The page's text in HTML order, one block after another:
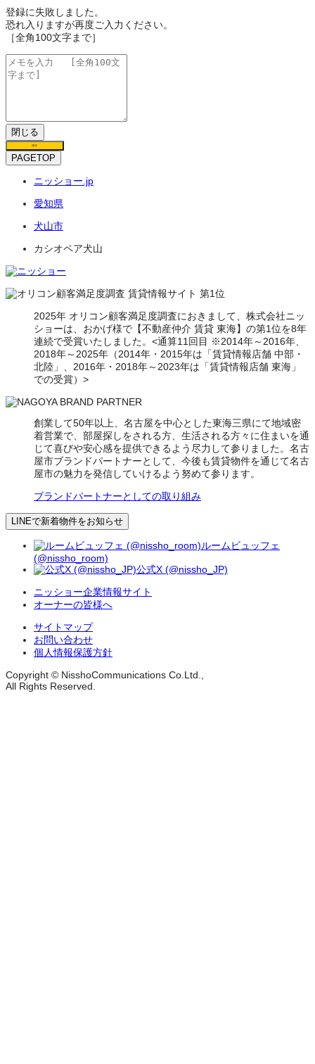
登録に失敗しました。
恐れ入りますが再度ご入力ください。
［全角100文字まで］
閉じる
保存
PAGETOP
ニッショー.jp
愛知県
犬山市
カシオペア犬山
2025年 オリコン顧客満足度調査におきまして、株式会社ニッ
ショーは、おかげ様で【不動産仲介 賃貸 東海】の第1位を8年
連続で受賞いたしました。<通算11回目 ※2014年～2016年、
2018年～2025年（2014年・2015年は「賃貸情報店舗 中部・
北陸」、2016年・2018年～2023年は「賃貸情報店舗 東海」
での受賞）>
創業して50年以上、名古屋を中心とした東海三県にて地域密
着営業で、部屋探しをされる方、生活される方々に住まいを通
じて喜びや安心感を提供できるよう尽力して参りました。名古
屋市ブランドパートナーとして、今後も賃貸物件を通じて名古
屋市の魅力を発信していけるよう努めて参ります。
ブランドパートナーとしての取り組み
LINEで新着物件をお知らせ
ルームビュッフェ
(@nissho_room)
公式X (@nissho_JP)
ニッショー企業情報サイト
オーナーの皆様へ
サイトマップ
お問い合わせ
個人情報保護方針
Copyright © NisshoCommunications Co.Ltd.,
All Rights Reserved.